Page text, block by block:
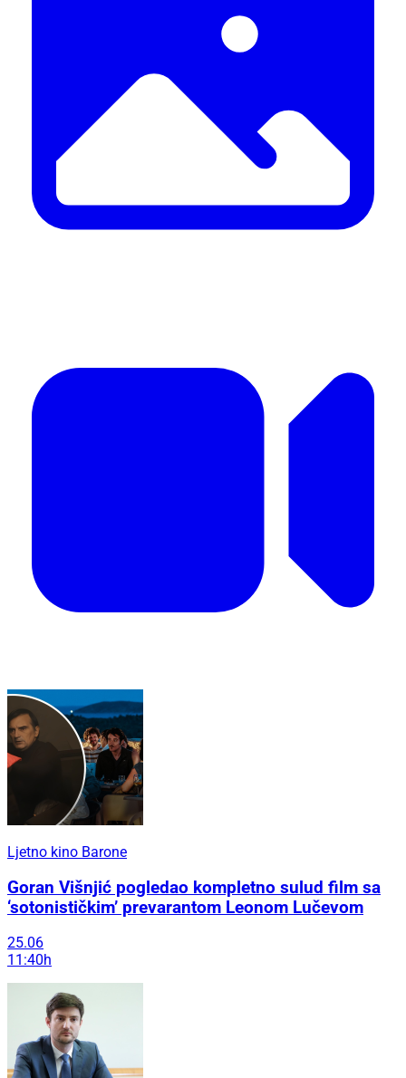
Ljetno kino Barone
Goran Višnjić pogledao kompletno sulud film sa
‘sotonističkim’ prevarantom Leonom Lučevom
25.06
11:40h